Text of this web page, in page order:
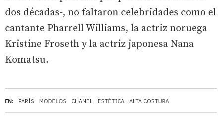
EN: PARÍS MODELOS CHANEL ESTÉTICA ALTA COSTURA
dos décadas-, no faltaron celebridades como el
cantante Pharrell Williams, la actriz noruega
Kristine Froseth y la actriz japonesa Nana
Komatsu.